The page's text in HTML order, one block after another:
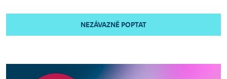
NEZÁVAZNĚ POPTAT